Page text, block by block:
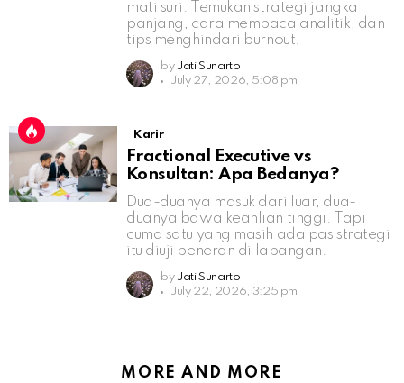
mati suri. Temukan strategi jangka
panjang, cara membaca analitik, dan
tips menghindari burnout.
by Jati Sunarto
July 27, 2026, 5:08 pm
Karir
Fractional Executive vs
Konsultan: Apa Bedanya?
Dua-duanya masuk dari luar, dua-
duanya bawa keahlian tinggi. Tapi
cuma satu yang masih ada pas strategi
itu diuji beneran di lapangan.
by Jati Sunarto
July 22, 2026, 3:25 pm
MORE AND MORE